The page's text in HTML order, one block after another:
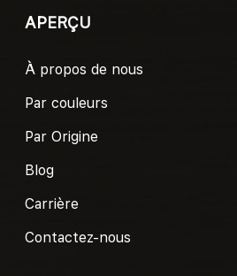
APERÇU
À propos de nous
Par couleurs
Par Origine
Blog
Carrière
Contactez-nous